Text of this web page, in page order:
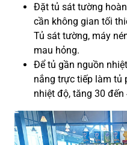
Đặt tủ sát tường
cần không gian tối
Tủ sát tường, máy
mau hỏng.
Để tủ gần nguồn
nắng trực tiếp làm tủ
nhiệt độ, tăng 30 đến